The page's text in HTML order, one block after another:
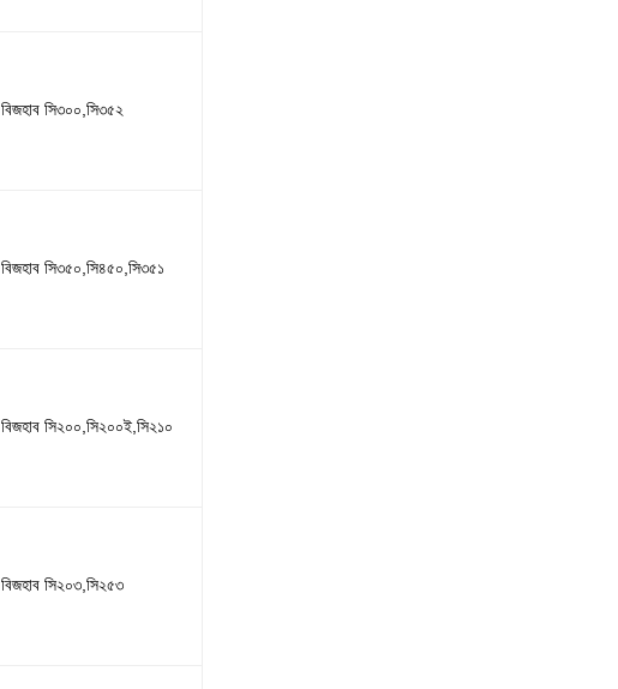
বিজহাব সি৩০০,সি৩৫২
বিজহাব সি৩৫০,সি৪৫০,সি৩৫১
বিজহাব সি২০০,সি২০০ই,সি২১০
বিজহাব সি২০৩,সি২৫৩